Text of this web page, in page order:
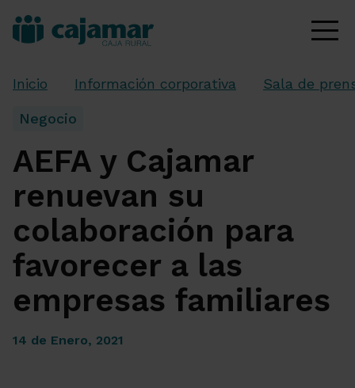
Inicio Información corporativa Sala de
Negocio
AEFA y Cajamar
renuevan su
colaboración para
favorecer a las
empresas familiares
14 de Enero, 2021